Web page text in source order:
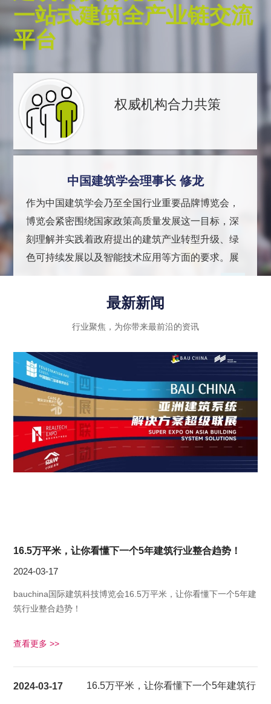
一站式建筑全产业链交流
平台
权威机构合力共策
中国建筑学会理事长 修龙
作为中国建筑学会乃至全国行业重要品牌博览会，
博览会紧密围绕国家政策高质量发展这一目标，深
刻理解并实践着政府提出的建筑产业转型升级、绿
色可持续发展以及智能技术应用等方面的要求。展
用，同时注重政策法规的引导和推动作用，进一步
推动建筑行业向高质量发展迈进。
最新新闻
行业聚焦，为你带来最前沿的资讯
16.5万平米，让你看懂下一个5年建筑行业整合趋势！
2024-03-17
bauchina国际建筑科技博览会16.5万平米，让你看懂下一个5年建
筑行业整合趋势！
查看更多 >>
2024-03-17 16.5万平米，让你看懂下一个5年建筑行